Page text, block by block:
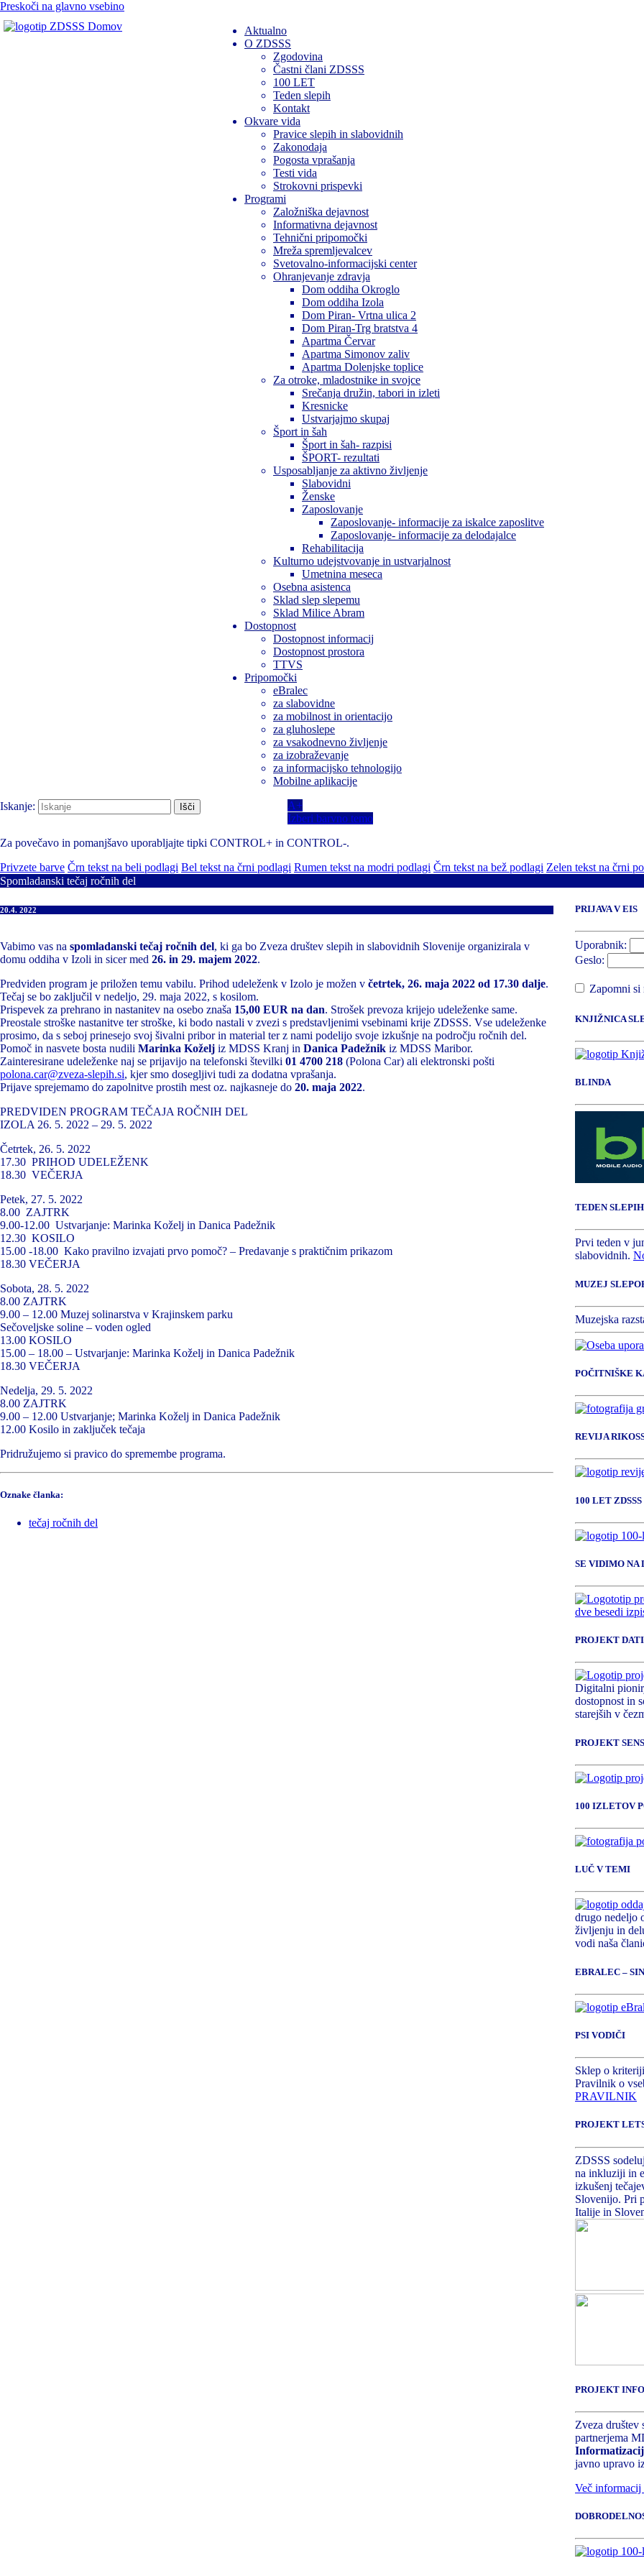
Preskoči na glavno vsebino
Domov
Aktualno
O ZDSSS
Zgodovina
Častni člani ZDSSS
100 LET
Teden slepih
Kontakt
Okvare vida
Pravice slepih in slabovidnih
Zakonodaja
Pogosta vprašanja
Testi vida
Strokovni prispevki
Programi
Založniška dejavnost
Informativna dejavnost
Tehnični pripomočki
Mreža spremljevalcev
Svetovalno-informacijski center
Ohranjevanje zdravja
Dom oddiha Okroglo
Dom oddiha Izola
Dom Piran- Vrtna ulica 2
Dom Piran-Trg bratstva 4
Apartma Červar
Apartma Simonov zaliv
Apartma Dolenjske toplice
Za otroke, mladostnike in svojce
Srečanja družin, tabori in izleti
Kresnicke
Ustvarjajmo skupaj
Šport in šah
Šport in šah- razpisi
ŠPORT- rezultati
Usposabljanje za aktivno življenje
Slabovidni
Ženske
Zaposlovanje
Zaposlovanje- informacije za iskalce zaposlitve
Zaposlovanje- informacije za delodajalce
Rehabilitacija
Kulturno udejstvovanje in ustvarjalnost
Umetnina meseca
Osebna asistenca
Sklad slep slepemu
Sklad Milice Abram
Dostopnost
Dostopnost informacij
Dostopnost prostora
TTVS
Pripomočki
eBralec
za slabovidne
za mobilnost in orientacijo
za gluhoslepe
za vsakodnevno življenje
za izobraževanje
za informacijsko tehnologijo
Mobilne aplikacije
Iskanje:
A+
Izberi barvno temo
Za povečavo in pomanjšavo uporabljajte tipki CONTROL+ in CONTROL-.
Privzete barve Črn tekst na beli podlagi Bel tekst na črni podlagi Rumen tekst na modri podlagi Črn tekst na bež podlagi Zelen tekst na črni
Spomladanski tečaj ročnih del
20.4. 2022
Vabimo vas na spomladanski tečaj ročnih del, ki ga bo Zveza društev slepih in slabovidnih Slovenije organizirala v
domu oddiha v Izoli in sicer med 26. in 29. majem 2022.
Predviden program je priložen temu vabilu. Prihod udeleženk v Izolo je možen v četrtek, 26. maja 2022 od 17.30 dalje.
Tečaj se bo zaključil v nedeljo, 29. maja 2022, s kosilom.
Prispevek za prehrano in nastanitev na osebo znaša 15,00 EUR na dan. Strošek prevoza krijejo udeleženke same.
Preostale stroške nastanitve ter stroške, ki bodo nastali v zvezi s predstavljenimi vsebinami krije ZDSSS. Vse udeleženke
prosimo, da s seboj prinesejo svoj šivalni pribor in material ter z nami podelijo svoje izkušnje na področju ročnih del.
Pomoč in nasvete bosta nudili Marinka Koželj iz MDSS Kranj in Danica Padežnik iz MDSS Maribor.
Zainteresirane udeleženke naj se prijavijo na telefonski številki 01 4700 218 (Polona Car) ali elektronski pošti
polona.car@zveza-slepih.si, kjer smo dosegljivi tudi za dodatna vprašanja.
Prijave sprejemamo do zapolnitve prostih mest oz. najkasneje do 20. maja 2022.
PREDVIDEN PROGRAM TEČAJA ROČNIH DEL
IZOLA 26. 5. 2022 – 29. 5. 2022
Četrtek, 26. 5. 2022
17.30 PRIHOD UDELEŽENK
18.30 VEČERJA
Petek, 27. 5. 2022
8.00 ZAJTRK
9.00-12.00 Ustvarjanje: Marinka Koželj in Danica Padežnik
12.30 KOSILO
15.00 -18.00 Kako pravilno izvajati prvo pomoč? – Predavanje s praktičnim prikazom
18.30 VEČERJA
Sobota, 28. 5. 2022
8.00 ZAJTRK
9.00 – 12.00 Muzej solinarstva v Krajinskem parku
Sečoveljske soline – voden ogled
13.00 KOSILO
15.00 – 18.00 – Ustvarjanje: Marinka Koželj in Danica Padežnik
18.30 VEČERJA
Nedelja, 29. 5. 2022
8.00 ZAJTRK
9.00 – 12.00 Ustvarjanje; Marinka Koželj in Danica Padežnik
12.00 Kosilo in zaključek tečaja
Pridružujemo si pravico do spremembe programa.
Oznake članka:
tečaj ročnih del
PRIJAVA V EIS
Uporabnik:
Geslo:
Zapomni si
KNJIŽNICA
BLINDA
TEDEN
Prvi teden v
slabovidnih.
MUZEJ
Muzejska
POČITNIŠKE
REVIJA
100 LET ZDSSS
SE VIDIMO NA
PROJEKT
Digitalni
dostopnost in
starejših v
PROJEKT
100 IZLETOV
LUČ V TEMI
drugo nedeljo
življenju in
vodi naša
EBRALEC –
PSI VODIČI
Sklep o
Pravilnik o
PRAVILNIK
PROJEKT
ZDSSS
na inkluziji in
izkušenj
Slovenijo. Pri
Italije in
PROJEKT
Zveza društev
partnerjema
javno upravo
Več informacij